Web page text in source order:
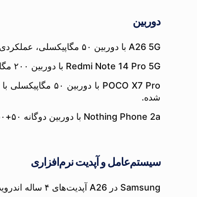
دوربین
A26 5G با دوربین ۵۰ مگاپیکسلی، عملکردی قابل‌قبول در نور روز دارد اما در نور کم دچار افت کیفیت می‌شود.
Redmi Note 14 Pro 5G با دوربین ۲۰۰ مگاپیکسلی و OIS، جزئیات بسیار بالایی در عکس‌ها ارائه می‌دهد؛ مناسب برای علاقه‌مندان به عکاسی.
شده.
Nothing Phone 2a با دوربین دوگانه ۵۰+۵۰ مگاپیکسلی، کیفیت عکس‌هایی شفاف و طبیعی دارد، به‌ویژه در نور مناسب؛ اما در شب به پای نوت ۱۴ پرو نمی‌رسد.
سیستم‌عامل و آپدیت نرم‌افزاری
Samsung در A26 آپدیت‌های ۴ ساله اندروید و ۵ سال امنیتی ارائه می‌دهد (One UI 6.1 با Android 14).